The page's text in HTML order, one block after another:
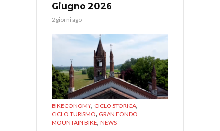
Giugno 2026
2 giorni ago
BIKECONOMY, CICLO STORICA,
CICLO TURISMO, GRAN FONDO,
MOUNTAIN BIKE, NEWS